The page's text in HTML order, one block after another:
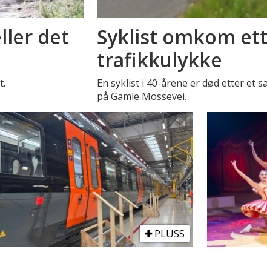
det
Syklist omkom
trafikkulykke
En syklist i 40-årene er død etter et
på Gamle Mossevei.
PLUSS